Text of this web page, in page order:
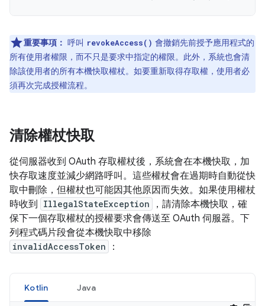
重要事項： 呼叫 revokeAccess() 會撤銷先前授予應用程式的
所有使用者權限，而不只是要求中指定的權限。此外，系統也會清
除該使用者的所有本機快取權杖。如要重新取得存取權，使用者必
須再次完成授權流程。
清除權杖快取
從伺服器收到 OAuth 存取權杖後，系統會在本機快取，加
快存取速度並減少網路呼叫。這些權杖會在過期時自動從快
取中刪除，但權杖也可能因其他原因而失效。如果使用權杖
時收到
IllegalStateException
，請清除本機快取，確
保下一個存取權杖的授權要求會傳送至 OAuth 伺服器。下
列程式碼片段會從本機快取中移除
invalidAccessToken ：
Kotlin Java